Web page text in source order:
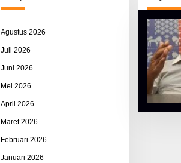
Agustus 2026
Juli 2026
Juni 2026
Mei 2026
April 2026
Maret 2026
Februari 2026
Januari 2026